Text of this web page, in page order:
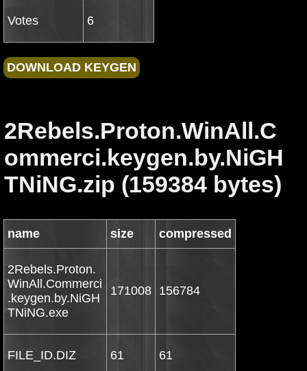
Votes 6
2Rebels.Proton.WinAll.C
ommerci.keygen.by.NiGH
TNiNG.zip (159384 bytes)
name size compressed
2Rebels.Proton.
WinAll.Commerci
.keygen.by.NiGH
TNiNG.exe
171008 156784
FILE_ID.DIZ 61 61